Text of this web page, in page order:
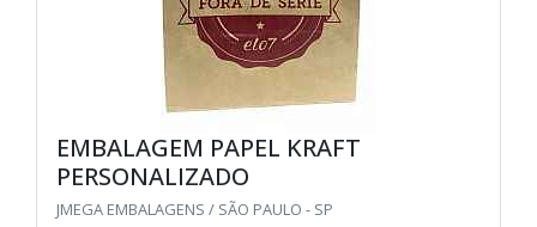
EMBALAGEM PAPEL KRAFT
PERSONALIZADO
JMEGA EMBALAGENS / SÃO PAULO - SP